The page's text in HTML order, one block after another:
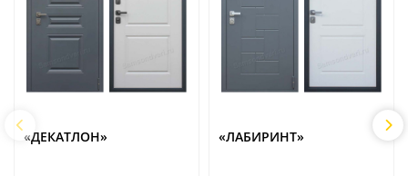
«ДЕКАТЛОН» «ЛАБИРИНТ»